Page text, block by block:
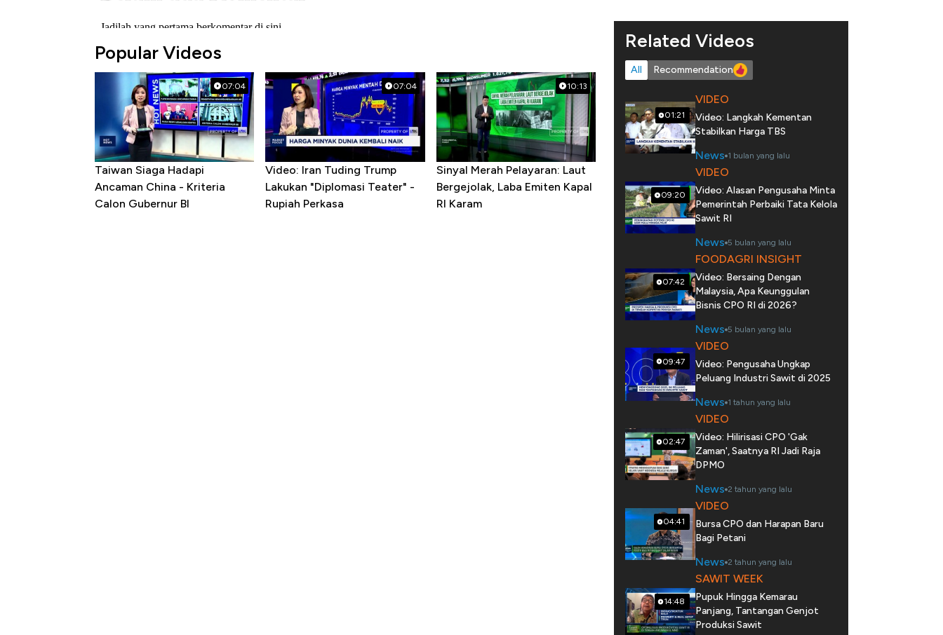
Popular Videos
07:04
Taiwan Siaga Hadapi
Ancaman China - Kriteria
Calon Gubernur BI
07:04
Video: Iran Tuding Trump
Lakukan "Diplomasi Teater" -
Rupiah Perkasa
10:13
Sinyal Merah Pelayaran: Laut
Bergejolak, Laba Emiten Kapal
RI Karam
Related Videos
All Recommendation
01:21
VIDEO
Video: Langkah Kementan
Stabilkan Harga TBS
News 1 bulan yang lalu
09:20
VIDEO
Video: Alasan Pengusaha Minta
Pemerintah Perbaiki Tata Kelola
Sawit RI
News 5 bulan yang lalu
07:42
FOODAGRI INSIGHT
Video: Bersaing Dengan
Malaysia, Apa Keunggulan
Bisnis CPO RI di 2026?
News 5 bulan yang lalu
09:47
VIDEO
Video: Pengusaha Ungkap
Peluang Industri Sawit di 2025
News 1 tahun yang lalu
02:47
VIDEO
Video: Hilirisasi CPO 'Gak
Zaman', Saatnya RI Jadi Raja
DPMO
News 2 tahun yang lalu
04:41
VIDEO
Bursa CPO dan Harapan Baru
Bagi Petani
News 2 tahun yang lalu
14:48
SAWIT WEEK
Pupuk Hingga Kemarau
Panjang, Tantangan Genjot
Produksi Sawit